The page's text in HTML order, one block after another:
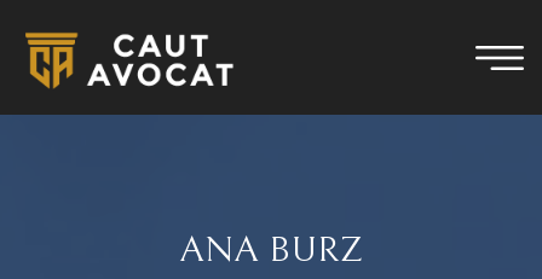
ANA BURZ